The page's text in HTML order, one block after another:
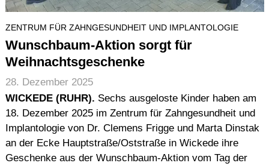
ZENTRUM FÜR ZAHNGESUNDHEIT UND IMPLANTOLOGIE
Wunschbaum-Aktion sorgt für
Weihnachtsgeschenke
28. Dezember 2025
WICKEDE (RUHR). Sechs ausgeloste Kinder haben am
18. Dezember 2025 im Zentrum für Zahngesundheit und
Implantologie von Dr. Clemens Frigge und Marta Dinstak
an der Ecke Hauptstraße/Oststraße in Wickede ihre
Geschenke aus der Wunschbaum-Aktion vom Tag der